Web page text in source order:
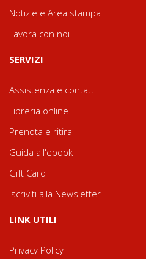
Notizie e Area stampa
Lavora con noi
SERVIZI
Assistenza e contatti
Libreria online
Prenota e ritira
Guida all'ebook
Gift Card
Iscriviti alla Newsletter
LINK UTILI
Privacy Policy